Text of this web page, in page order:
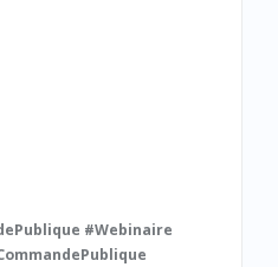
#Webinaire